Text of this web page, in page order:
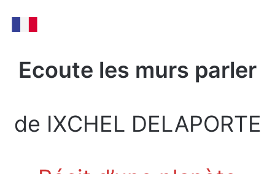
Ecoute les murs parler
de IXCHEL DELAPORTE